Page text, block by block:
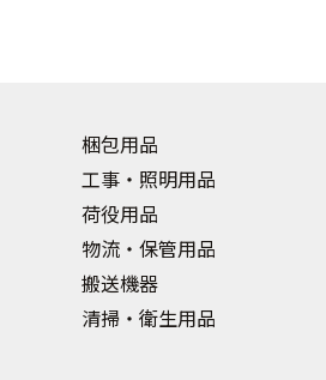
梱包用品
工事・照明用品
荷役用品
物流・保管用品
搬送機器
清掃・衛生用品